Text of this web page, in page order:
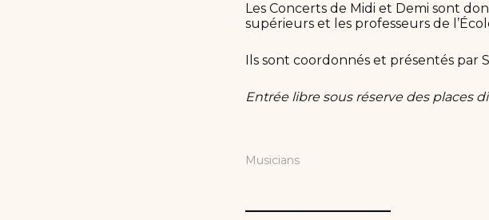
Les Concerts de Midi et Demi sont
supérieurs et les professeurs de
Ils sont coordonnés et présentés par
Entrée libre sous réserve des places
Musicians
______________